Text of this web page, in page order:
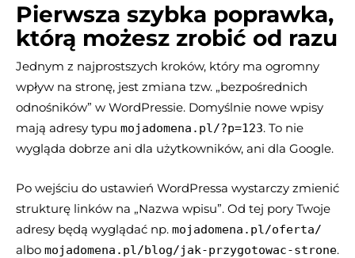
Pierwsza szybka poprawka,
którą możesz zrobić od razu
Jednym z najprostszych kroków, który ma ogromny
wpływ na stronę, jest zmiana tzw. „bezpośrednich
odnośników” w WordPressie. Domyślnie nowe wpisy
mają adresy typu mojadomena.pl/?p=123. To nie
wygląda dobrze ani dla użytkowników, ani dla Google.
Po wejściu do ustawień WordPressa wystarczy zmienić
strukturę linków na „Nazwa wpisu”. Od tej pory Twoje
adresy będą wyglądać np. mojadomena.pl/oferta/
albo mojadomena.pl/blog/jak-przygotowac-strone.